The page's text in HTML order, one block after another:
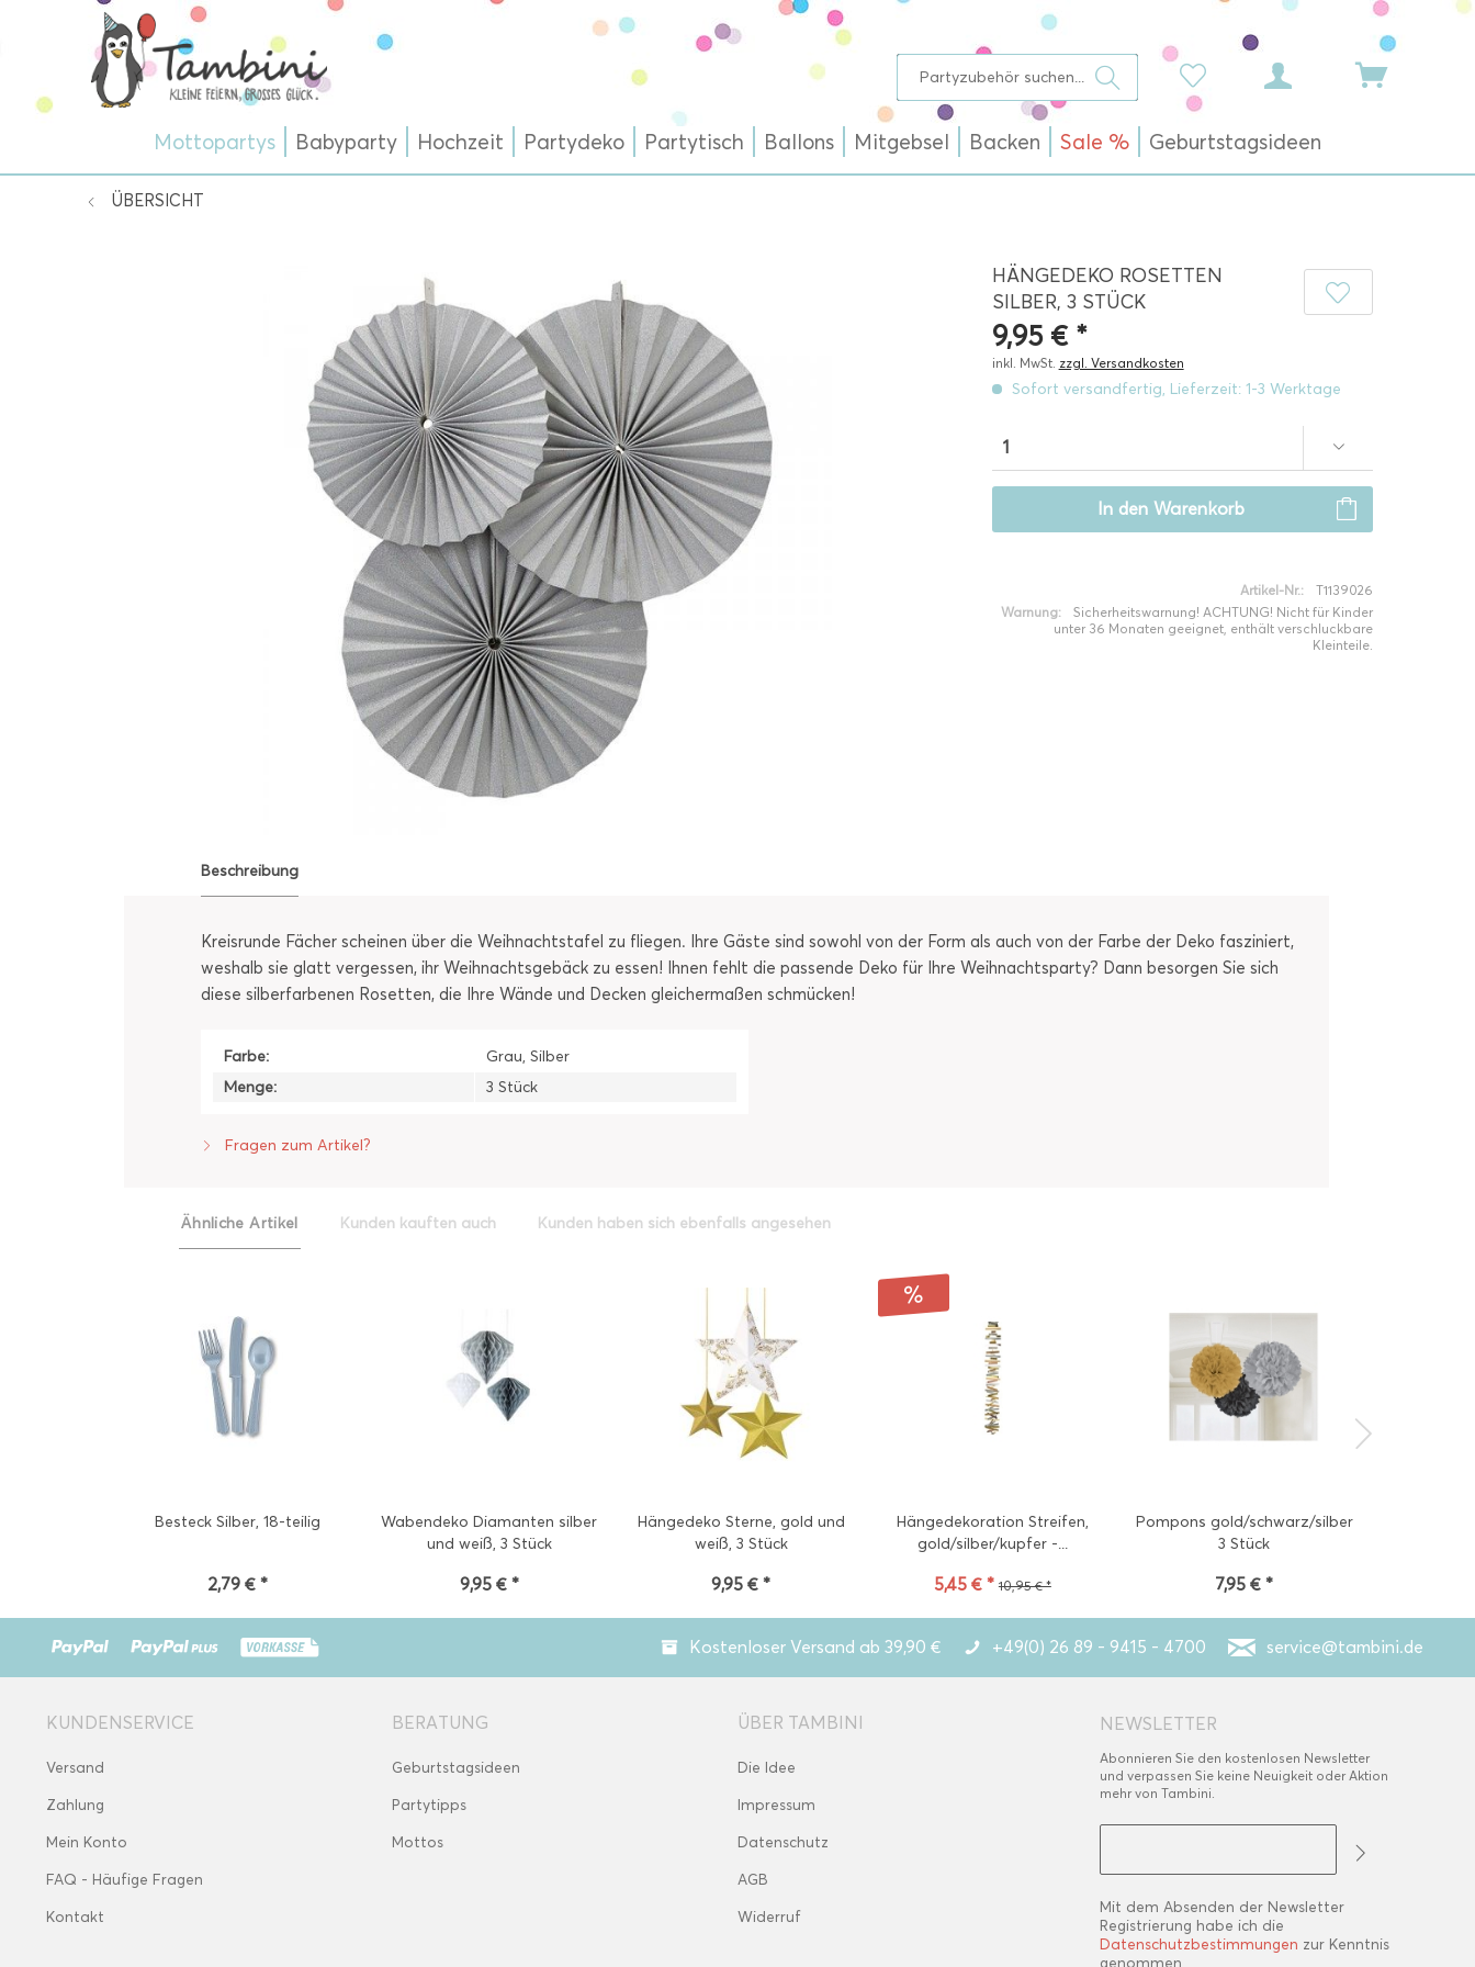
Mottopartys Babyparty Hochzeit Partydeko Partytisch Ballons Mitgebsel Backen Sale % Geburtstagsideen
ÜBERSICHT
HÄNGEDEKO ROSETTEN
SILBER, 3 STÜCK
9,95 € *
inkl. MwSt. zzgl. Versandkosten
Sofort versandfertig, Lieferzeit: 1-3 Werktage
In den Warenkorb
Artikel-Nr.:
T1139026
Warnung:
Sicherheitswarnung! ACHTUNG! Nicht für Kinder
unter 36 Monaten geeignet, enthält verschluckbare
Kleinteile.
Beschreibung
Kreisrunde Fächer scheinen über die Weihnachtstafel zu fliegen. Ihre Gäste sind sowohl von der Form als auch von der Farbe der Deko fasziniert,
weshalb sie glatt vergessen, ihr Weihnachtsgebäck zu essen! Ihnen fehlt die passende Deko für Ihre Weihnachtsparty? Dann besorgen Sie sich
diese silberfarbenen Rosetten, die Ihre Wände und Decken gleichermaßen schmücken!
Farbe:
Grau, Silber
Menge:
3 Stück
Fragen zum Artikel?
Ähnliche Artikel Kunden kauften auch Kunden haben sich ebenfalls angesehen
Besteck Silber, 18-teilig
2,79 € *
Wabendeko Diamanten silber
und weiß, 3 Stück
9,95 € *
Hängedeko Sterne, gold und
weiß, 3 Stück
9,95 € *
Hängedekoration Streifen,
gold/silber/kupfer -...
5,45 € * 10,95 € *
Pompons gold/schwarz/silber
3 Stück
7,95 € *
Kostenloser Versand ab 39,90 € +49(0) 26 89 - 9415 - 4700 service@tambini.de
KUNDENSERVICE
Versand
Zahlung
Mein Konto
FAQ - Häufige Fragen
Kontakt
BERATUNG
Geburtstagsideen
Partytipps
Mottos
ÜBER TAMBINI
Die Idee
Impressum
Datenschutz
AGB
Widerruf
NEWSLETTER
Abonnieren Sie den kostenlosen Newsletter
und verpassen Sie keine Neuigkeit oder Aktion
mehr von Tambini.
Mit dem Absenden der Newsletter
Registrierung habe ich die
Datenschutzbestimmungen zur Kenntnis
genommen